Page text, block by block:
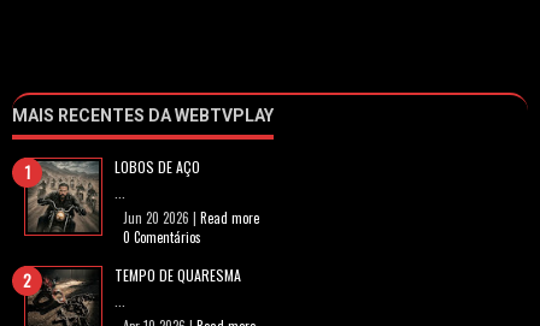
MAIS RECENTES DA WEBTVPLAY
LOBOS DE AÇO
Jun 20 2026 | Read more
0 Comentários
TEMPO DE QUARESMA